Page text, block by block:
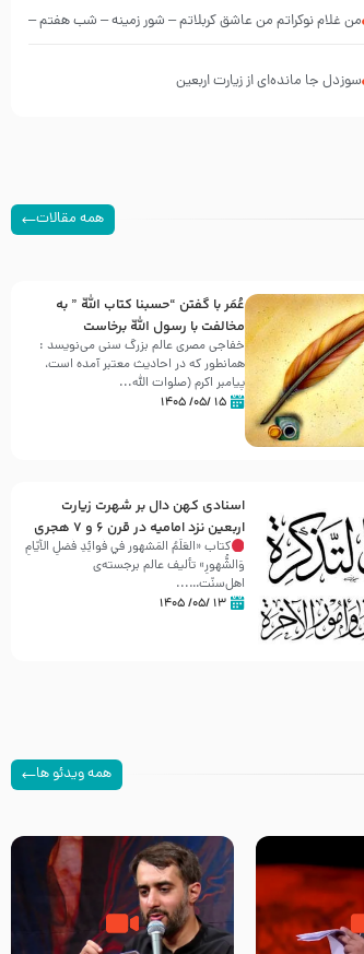
من غلام نوکراتم من عاشق کربلاتم – شور زمینه – شب هفتم –
سوزدل جا مانده‌ای از زیارت اربعین
همه مقالات
عُمَر با گفتن “حسبنا كتاب اللّه ” به
مخالفت با رسول اللّه برخاست
خفاجی مصری عالم بزرگ سنی می‌نویسد :
همانطور که در احادیث معتبر آمده است،
پیامبر اکرم (صلوات اللّه...
۱۵ /۰۵/ ۱۴۰۵
اسنادی کهن دال بر شهرت زیارت
اربعین نزد امامیه در قرن ۶ و ۷ هجری
کتاب «العَلَمُ المَشهور في فَوائِدِ فَضلِ الأيّامِ
وَالشُّهورِ» تألیف عالم برجسته‌ی
اهل‌سنّت…...
۱۳ /۰۵/ ۱۴۰۵
همه ویدئو ها